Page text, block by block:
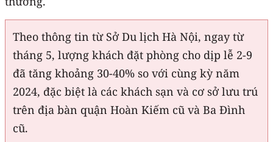
Theo thông tin từ Sở Du lịch Hà Nội, ngay từ
tháng 5, lượng khách đặt phòng cho dịp lễ 2-9
đã tăng khoảng 30-40% so với cùng kỳ năm
2024, đặc biệt là các khách sạn và cơ sở lưu trú
trên địa bàn quận Hoàn Kiếm cũ và Ba Đình
cũ.